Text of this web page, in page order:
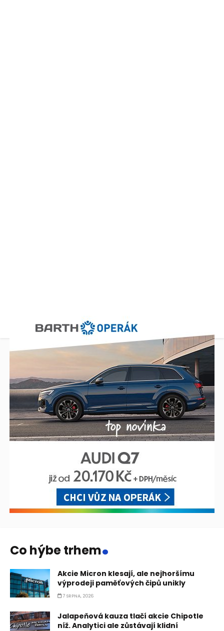
Co hýbe trhem.
Akcie Micron klesají, ale nejhoršímu
výprodeji paměťových čipů unikly
7 SRPNA, 2026
Jalapeňová kauza tlačí akcie Chipotle
níž. Analytici ale zůstávají klidní